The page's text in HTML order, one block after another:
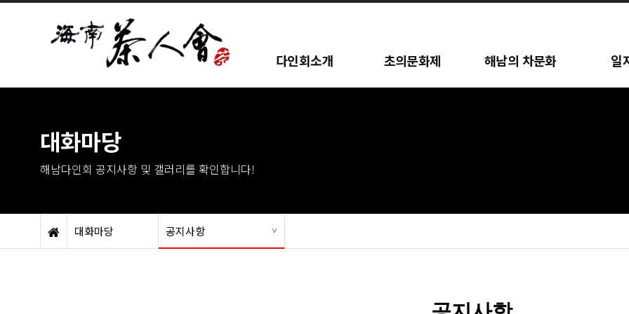
다인회소개 초의문화제 해남의 차문화 일
대화마당
해남다인회 공지사항 및 갤러리를 확인합니다!
대화마당 공지사항